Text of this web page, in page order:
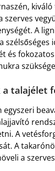
szerves
A
szélsőséges
és
talajélet
egyszeri
A
A
a